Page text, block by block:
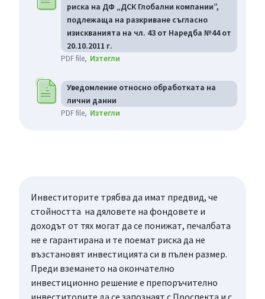
риска на ДФ „ДСК Глобални компании”,
подлежаща на разкриване съгласно
изискванията на чл. 43 от Наредба №44 от
20.10.2011 г.
PDF file Изтегли
Уведомление относно обработката на
лични данни
PDF file Изтегли
Инвеститорите трябва да имат предвид, че
стойността на дяловете на фондовете и
доходът от тях могат да се понижат, печалбата
не е гарантирана и те поемат риска да не
възстановят инвестицията си в пълен размер.
Преди вземането на окончателно
инвестиционно решение е препоръчително
инвеститорите да се запознаят с Проспекта и с